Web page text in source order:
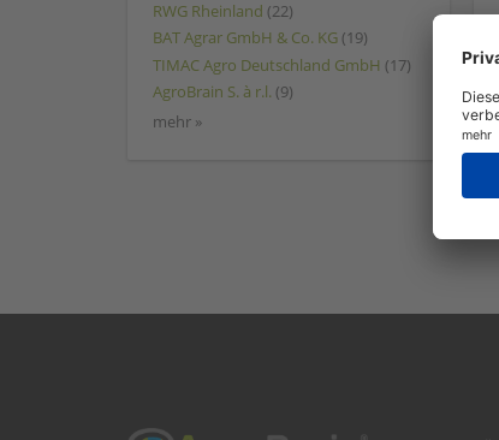
RWG Rheinland (22)
BAT Agrar GmbH & Co. KG (19)
TIMAC Agro Deutschland GmbH (17)
AgroBrain S. à r.l. (9)
mehr »